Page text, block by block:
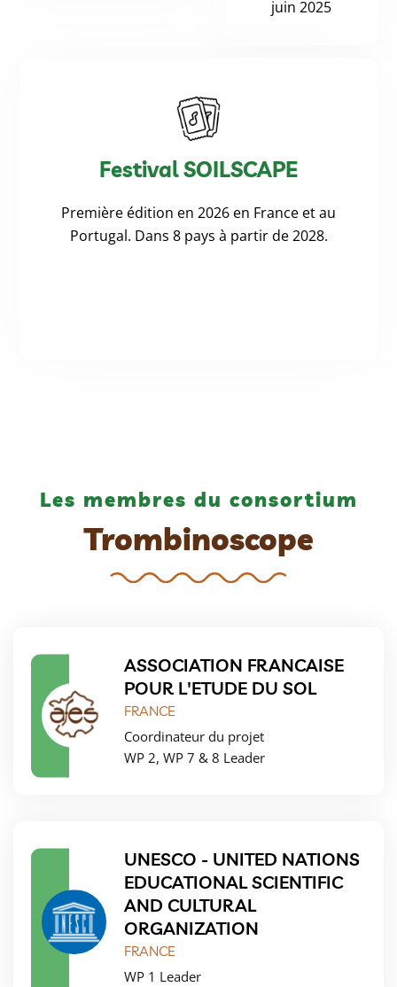
juin 2025
Festival SOILSCAPE
Première édition en 2026 en France et au
Portugal. Dans 8 pays à partir de 2028.
Les membres du consortium
Trombinoscope
ASSOCIATION FRANCAISE
POUR L'ETUDE DU SOL
FRANCE
Coordinateur du projet
WP 2, WP 7 & 8 Leader
UNESCO - UNITED NATIONS
EDUCATIONAL SCIENTIFIC
AND CULTURAL
ORGANIZATION
FRANCE
WP 1 Leader